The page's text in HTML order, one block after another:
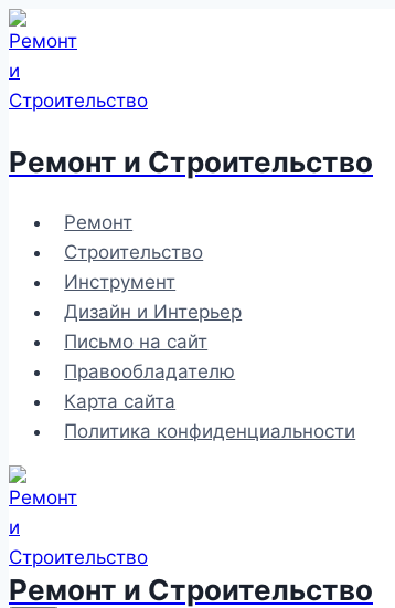
Перейти
к
содержимому
Ремонт и Строительство
Ремонт
Строительство
Инструмент
Дизайн и Интерьер
Письмо на сайт
Правообладателю
Карта сайта
Политика конфиденциальности
Ремонт и Строительство